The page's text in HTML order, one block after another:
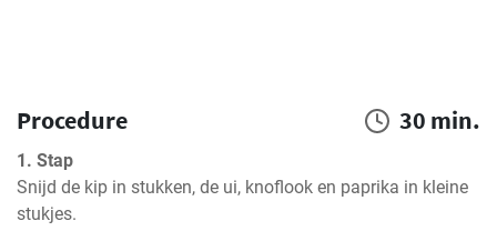
Procedure 30 min.
1. Stap
Snijd de kip in stukken, de ui, knoflook en paprika in kleine
stukjes.